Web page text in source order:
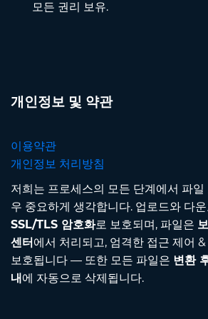
모든 권리 보유.
개인정보 및 약관
이용약관
개인정보 처리방침
저희는 프로세스의 모든 단계에서 파일
우 중요하게 생각합니다. 업로드와 다
SSL/TLS 암호화로 보호되며, 파일은
센터에서 처리되고, 엄격한 접근 제어
보호됩니다 — 또한 모든 파일은 변환
내에 자동으로 삭제됩니다.